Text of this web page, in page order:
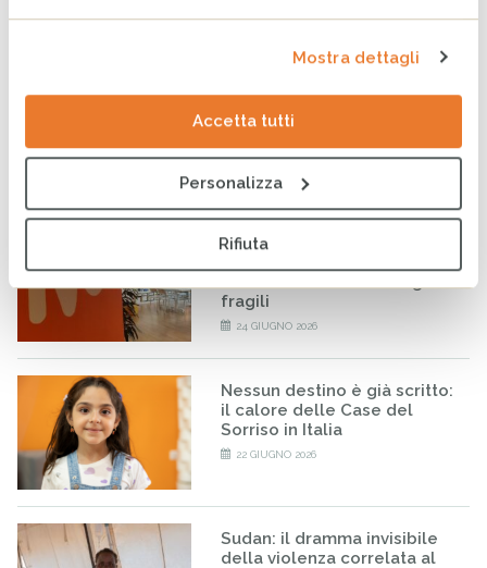
Mostra dettagli
Accetta tutti
Personalizza
Rifiuta
Infanzia: CESVI lancia la
prima dashboard italiana sul
maltrattamento all’infanzia
16 LUGLIO 2026
A Milano un nuovo spazio
fragili
24 GIUGNO 2026
Nessun destino è già scritto:
il calore delle Case del
Sorriso in Italia
22 GIUGNO 2026
Sudan: il dramma invisibile
della violenza correlata al